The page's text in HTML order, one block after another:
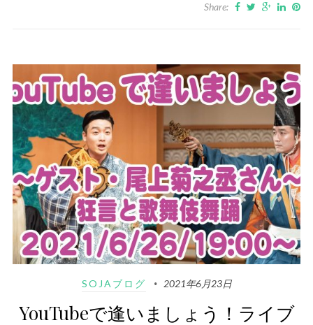
Share:
SOJAブログ 2021年6月23日
YouTubeで逢いましょう！ライブ